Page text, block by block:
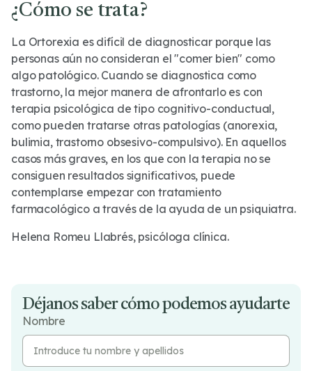
¿Cómo se trata?
La Ortorexia es difícil de diagnosticar porque las
personas aún no consideran el "comer bien" como
algo patológico. Cuando se diagnostica como
trastorno, la mejor manera de afrontarlo es con
terapia psicológica de tipo cognitivo-conductual,
como pueden tratarse otras patologías (anorexia,
bulimia, trastorno obsesivo-compulsivo). En aquellos
casos más graves, en los que con la terapia no se
consiguen resultados significativos, puede
contemplarse empezar con tratamiento
farmacológico a través de la ayuda de un psiquiatra.
Helena Romeu Llabrés, psicóloga clínica.
Déjanos saber cómo podemos ayudarte
Nombre